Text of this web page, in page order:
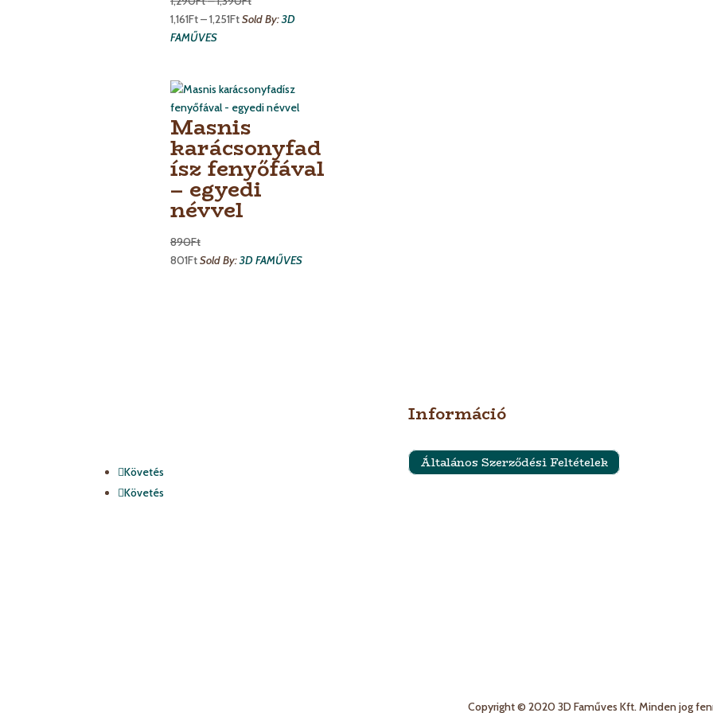
1,290Ft
1,161Ft–1,251FtÁrtartomány:
Sold By:3D
FAMŰVES
Masnis
karácsonyfad
ísz fenyőfával
– egyedi
névvel
890Ft
801FtSold By:3D FAMŰVES
Követés
Követés
Információ
Általános Szerződési Feltételek
Copyright © 2020 3D Faműves Kft. Minden jog